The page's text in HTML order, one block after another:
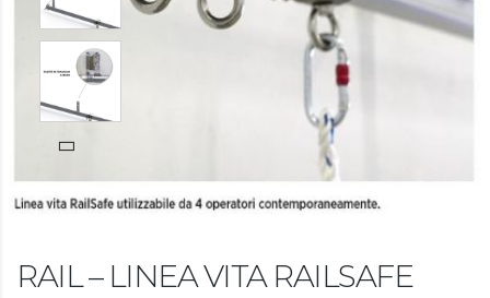
RAIL – LINEA VITA RAILSAFE